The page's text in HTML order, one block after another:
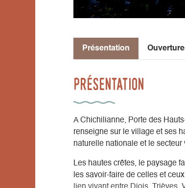
Présentation
Présentation
A Chichilianne, Porte des
renseigne sur le village et ses
naturelle nationale et le secteur
Les hautes crêtes, le paysage
les savoir-faire de celles et